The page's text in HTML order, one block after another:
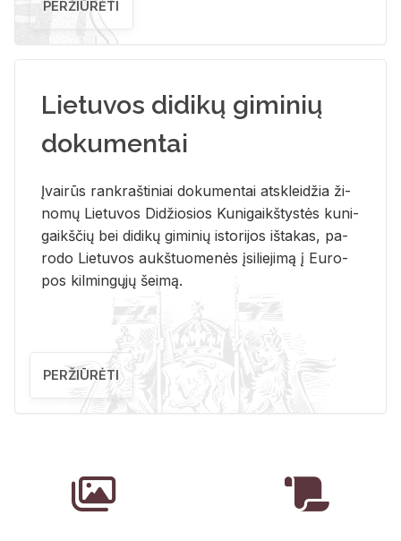
PERŽIŪRĖTI
Lietuvos didikų giminių
dokumentai
Įvai­rūs rank­raš­ti­niai do­ku­men­tai at­sklei­džia ži­
no­mų Lie­tu­vos Di­džio­sios Ku­ni­gaikš­tys­tės ku­ni­
gaikš­čių bei di­di­kų gi­mi­nių is­to­ri­jos iš­ta­kas, pa­
ro­do Lie­tu­vos aukš­tuo­me­nės įsi­lie­ji­mą į Eu­ro­
pos kil­min­gų­jų šei­mą.
PERŽIŪRĖTI